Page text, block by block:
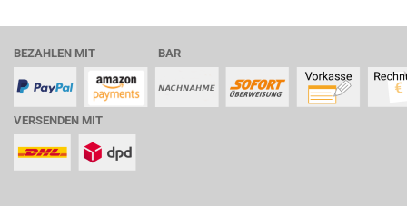
BEZAHLEN MIT BAR
VERSENDEN MIT